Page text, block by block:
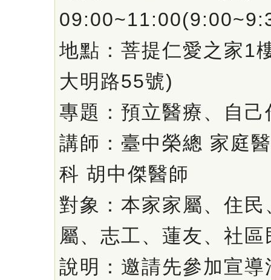
地點：菩提仁愛之家1
大明路55號)
專題：預立醫療、自己
講師：臺中榮總 家庭
科 胡中傑醫師
對象：本家家屬、住
屬、志工、蓮友、社區
說明：邀請先參加宣